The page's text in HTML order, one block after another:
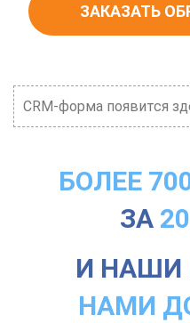
CRM-форма появится
ЗАКАЗАТЬ
БОЛЕЕ
ЗА
И НАШИ
НАМИ